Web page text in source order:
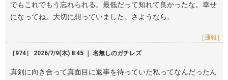
でもこれでもう忘れられる。最低だって知れて良かったな。幸せ
になってね。大切に想っていました。さようなら。
［通報］
［974］ 2026/7/9(木) 8:45 ｜ 名無しのガチレズ
真剣に向き合って真面目に返事を待っていた私ってなんだったん